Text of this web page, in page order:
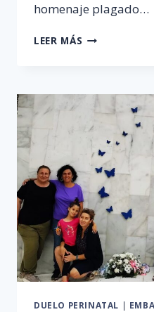
homenaje plagado…
LEER MÁS HOMENAJE
DUELO PERINATAL |